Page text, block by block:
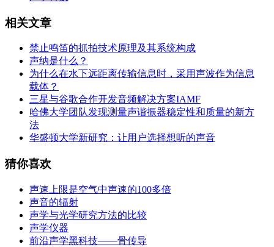
相关文章
禁止鸣笛的抓拍技术原理及其系统构成
声纳是什么？
为什么在水下远距离传输信息时，采用声波作为信息
载体？
三星与谷歌合作开发音频解决方案IAMF
哈佛大学团队发现测量声谐振器稳定性和质量的新方
法
华盛顿大学新研究：让用户选择想听的声音
猜你喜欢
声速上限是空气中声速的100多倍
声音的辐射
声学与光学研究方法的比较
声学仪器
前沿声学黑科技——骨传导